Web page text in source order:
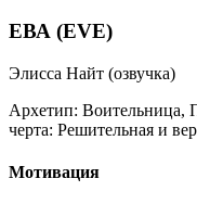
ЕВА (EVE)
Элисса Найт (озвучка)
Архетип: Воительница,
черта: Решительная и
Мотивация